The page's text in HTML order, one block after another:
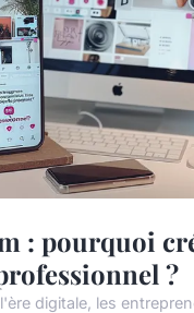
: pourquoi
?
digitale, les